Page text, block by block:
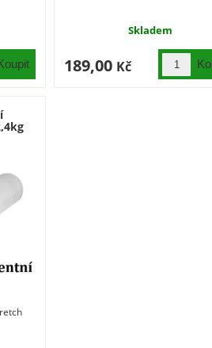
Skladem
189,00 Kč